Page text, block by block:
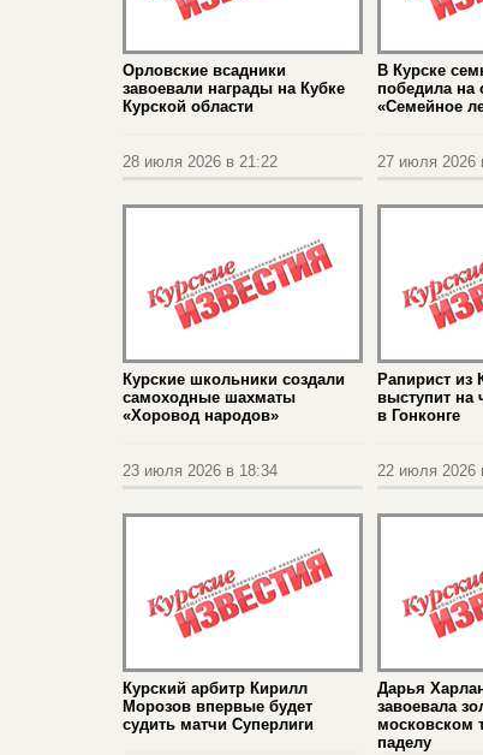
Орловские всадники
завоевали награды на Кубке
Курской области
28 июля 2026 в 21:22
В Курске
победила на
«Семейное
27 июля 2026
Курские школьники создали
самоходные шахматы
«Хоровод народов»
23 июля 2026 в 18:34
Рапирист из
выступит на
в Гонконге
22 июля 2026
Курский арбитр Кирилл
Морозов впервые будет
судить матчи Суперлиги
Дарья
завоевала
московском
паделу